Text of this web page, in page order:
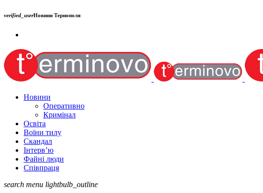
verified_userНовини Тернополя
Новини
Оперативно
Кримінал
Освіта
Воїни тилу
Скандал
Інтерв’ю
Файні люди
Співпраця
search menu lightbulb_outline